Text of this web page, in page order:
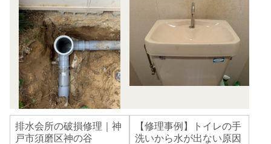
排水会所の破損修理｜神
戸市須磨区神の谷
【修理事例】トイレの手
洗いから水が出ない原因